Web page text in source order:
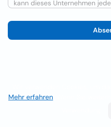
Mehr erfahren . Wenn Sie